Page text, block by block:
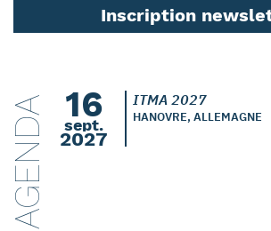
Inscription
AGENDA 16
sept.
2027
ITMA 2027
HANOVRE, ALLEMAGNE